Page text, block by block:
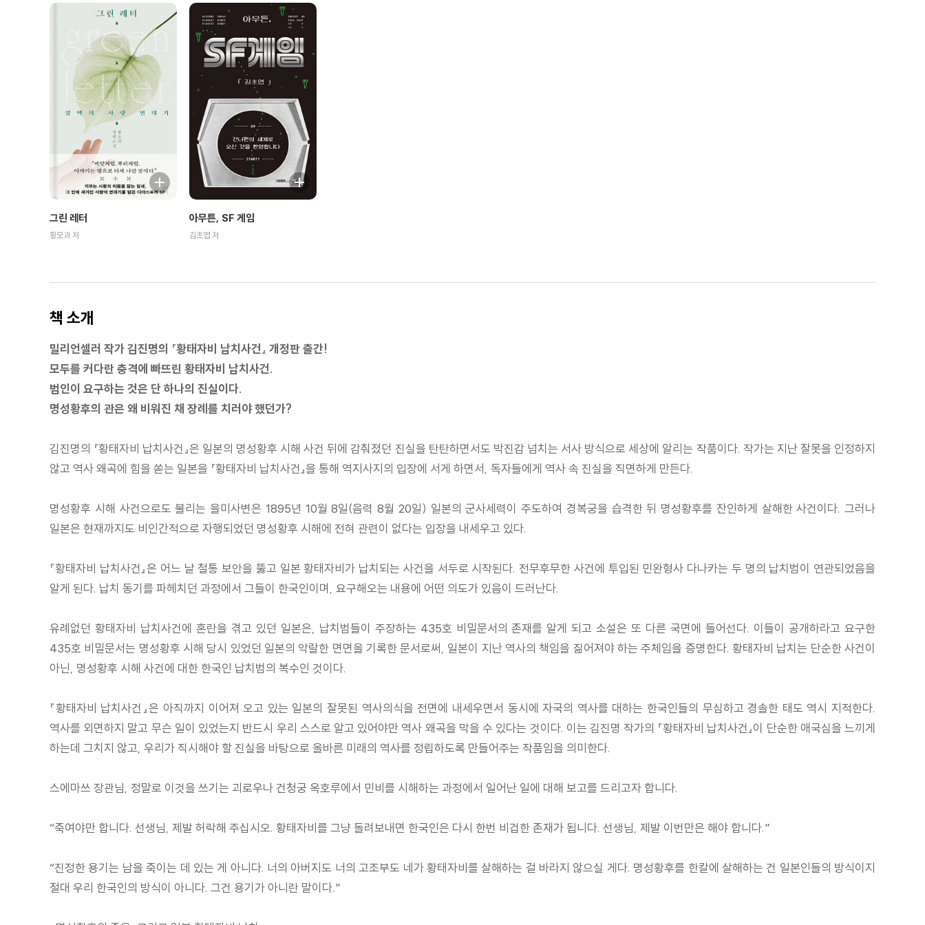
그린 레터
황모과 저
아무튼, SF 게임
김초엽 저
책 소개
밀리언셀러 작가 김진명의 『황태자비 납치사건』 개정판 출간!
모두를 커다란 충격에 빠뜨린 황태자비 납치사건.
범인이 요구하는 것은 단 하나의 진실이다.
명성황후의 관은 왜 비워진 채 장례를 치러야 했던가?
김진명의 『황태자비 납치사건』은 일본의 명성황후 시해 사건 뒤에 감춰졌던 진실을 탄탄하면서도 박진감 넘치는 서사 방식으로 세상에 알리는 작품이다. 작가는 지난 잘못을 인정하지
않고 역사 왜곡에 힘을 쏟는 일본을 『황태자비 납치사건』을 통해 역지사지의 입장에 서게 하면서, 독자들에게 역사 속 진실을 직면하게 만든다.
명성황후 시해 사건으로도 불리는 을미사변은 1895년 10월 8일(음력 8월 20일) 일본의 군사세력이 주도하여 경복궁을 습격한 뒤 명성황후를 잔인하게 살해한 사건이다. 그러나
일본은 현재까지도 비인간적으로 자행되었던 명성황후 시해에 전혀 관련이 없다는 입장을 내세우고 있다.
『황태자비 납치사건』은 어느 날 철통 보안을 뚫고 일본 황태자비가 납치되는 사건을 서두로 시작된다. 전무후무한 사건에 투입된 민완형사 다나카는 두 명의 납치범이 연관되었음을
알게 된다. 납치 동기를 파헤치던 과정에서 그들이 한국인이며, 요구해오는 내용에 어떤 의도가 있음이 드러난다.
유례없던 황태자비 납치사건에 혼란을 겪고 있던 일본은, 납치범들이 주장하는 435호 비밀문서의 존재를 알게 되고 소설은 또 다른 국면에 들어선다. 이들이 공개하라고 요구한
435호 비밀문서는 명성황후 시해 당시 있었던 일본의 악랄한 면면을 기록한 문서로써, 일본이 지난 역사의 책임을 짊어져야 하는 주체임을 증명한다. 황태자비 납치는 단순한 사건이
아닌, 명성황후 시해 사건에 대한 한국인 납치범의 복수인 것이다.
『황태자비 납치사건』은 아직까지 이어져 오고 있는 일본의 잘못된 역사의식을 전면에 내세우면서 동시에 자국의 역사를 대하는 한국인들의 무심하고 경솔한 태도 역시 지적한다.
역사를 외면하지 말고 무슨 일이 있었는지 반드시 우리 스스로 알고 있어야만 역사 왜곡을 막을 수 있다는 것이다. 이는 김진명 작가의 『황태자비 납치사건』이 단순한 애국심을 느끼게
하는데 그치지 않고, 우리가 직시해야 할 진실을 바탕으로 올바른 미래의 역사를 정립하도록 만들어주는 작품임을 의미한다.
스에마쓰 장관님, 정말로 이것을 쓰기는 괴로우나 건청궁 옥호루에서 민비를 시해하는 과정에서 일어난 일에 대해 보고를 드리고자 합니다.
“죽여야만 합니다. 선생님, 제발 허락해 주십시오. 황태자비를 그냥 돌려보내면 한국인은 다시 한번 비겁한 존재가 됩니다. 선생님, 제발 이번만은 해야 합니다.”
“진정한 용기는 남을 죽이는 데 있는 게 아니다. 너의 아버지도 너의 고조부도 네가 황태자비를 살해하는 걸 바라지 않으실 게다. 명성황후를 한칼에 살해하는 건 일본인들의 방식이지
절대 우리 한국인의 방식이 아니다. 그건 용기가 아니란 말이다.”